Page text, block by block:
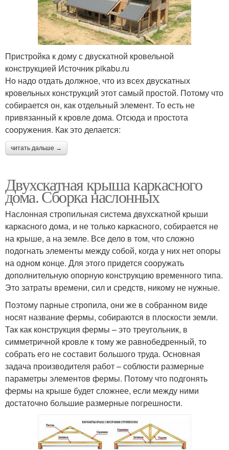
Пристройка к дому с двускатной кровельной
конструкцией Источник pikabu.ru
Но надо отдать должное, что из всех двускатных
кровельных конструкций этот самый простой. Потому что
собирается он, как отдельный элемент. То есть не
привязанный к кровле дома. Отсюда и простота
сооружения. Как это делается:
читать дальше →
Двухскатная крыша каркасного
дома. Сборка наслонных
Наслонная стропильная система двухскатной крыши
каркасного дома, и не только каркасного, собирается не
на крыше, а на земле. Все дело в том, что сложно
подогнать элементы между собой, когда у них нет опоры
на одном конце. Для этого придется сооружать
дополнительную опорную конструкцию временного типа.
Это затраты времени, сил и средств, никому не нужные.
Поэтому парные стропила, они же в собранном виде
носят название фермы, собираются в плоскости земли.
Так как конструкция фермы – это треугольник, в
симметричной кровле к тому же равнобедренный, то
собрать его не составит большого труда. Основная
задача производителя работ – соблюсти размерные
параметры элементов фермы. Потому что подгонять
фермы на крыше будет сложнее, если между ними
достаточно большие размерные погрешности.